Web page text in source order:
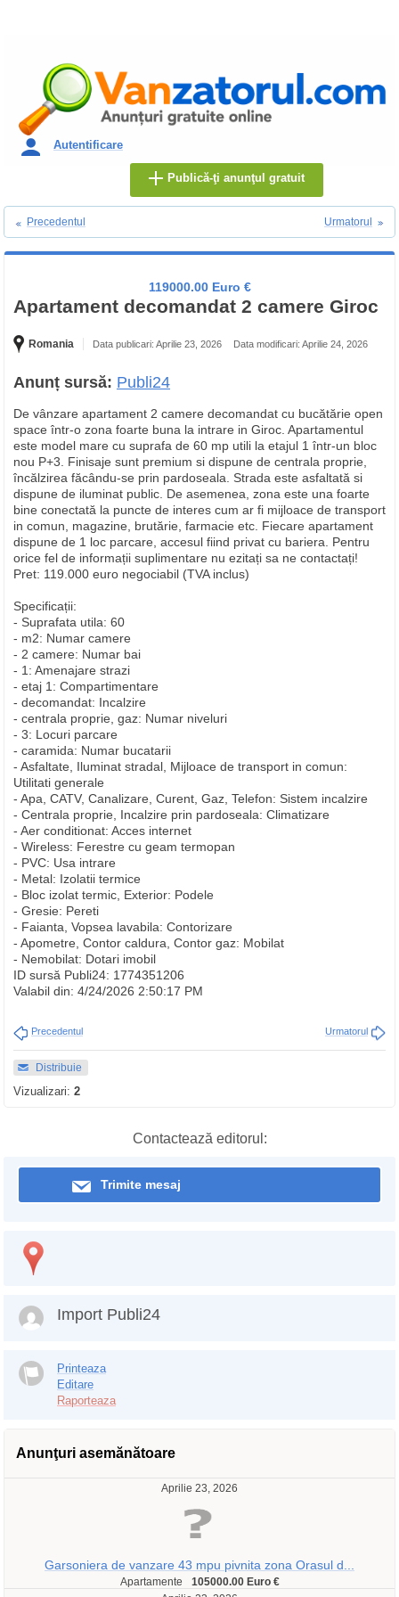
Autentificare
Publică-ţi anunţul gratuit
Precedentul Urmatorul
119000.00 Euro €
Apartament decomandat 2 camere Giroc
Romania Data publicari: Aprilie 23, 2026 Data modificari: Aprilie 24, 2026
Anunț sursă: Publi24
De vânzare apartament 2 camere decomandat cu bucătărie open
space într-o zona foarte buna la intrare in Giroc. Apartamentul
este model mare cu suprafa de 60 mp utili la etajul 1 într-un bloc
nou P+3. Finisaje sunt premium si dispune de centrala proprie,
încălzirea făcându-se prin pardoseala. Strada este asfaltată si
dispune de iluminat public. De asemenea, zona este una foarte
bine conectată la puncte de interes cum ar fi mijloace de transport
in comun, magazine, brutărie, farmacie etc. Fiecare apartament
dispune de 1 loc parcare, accesul fiind privat cu bariera. Pentru
orice fel de informații suplimentare nu ezitați sa ne contactați!
Pret: 119.000 euro negociabil (TVA inclus)
Specificații:
- Suprafata utila: 60
- m2: Numar camere
- 2 camere: Numar bai
- 1: Amenajare strazi
- etaj 1: Compartimentare
- decomandat: Incalzire
- centrala proprie, gaz: Numar niveluri
- 3: Locuri parcare
- caramida: Numar bucatarii
- Asfaltate, Iluminat stradal, Mijloace de transport in comun:
Utilitati generale
- Apa, CATV, Canalizare, Curent, Gaz, Telefon: Sistem incalzire
- Centrala proprie, Incalzire prin pardoseala: Climatizare
- Aer conditionat: Acces internet
- Wireless: Ferestre cu geam termopan
- PVC: Usa intrare
- Metal: Izolatii termice
- Bloc izolat termic, Exterior: Podele
- Gresie: Pereti
- Faianta, Vopsea lavabila: Contorizare
- Apometre, Contor caldura, Contor gaz: Mobilat
- Nemobilat: Dotari imobil
ID sursă Publi24: 1774351206
Valabil din: 4/24/2026 2:50:17 PM
Precedentul Urmatorul
Distribuie
Vizualizari: 2
Contactează editorul:
Trimite mesaj
Import Publi24
Printeaza
Editare
Raporteaza
Anunţuri asemănătoare
Aprilie 23, 2026
Garsoniera de vanzare 43 mpu pivnita zona Orasul d...
Apartamente
105000.00 Euro €